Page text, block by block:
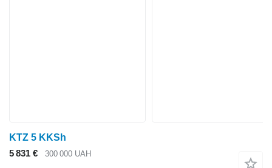
KTZ 5 KKSh
5 831 €
300 000 UAH